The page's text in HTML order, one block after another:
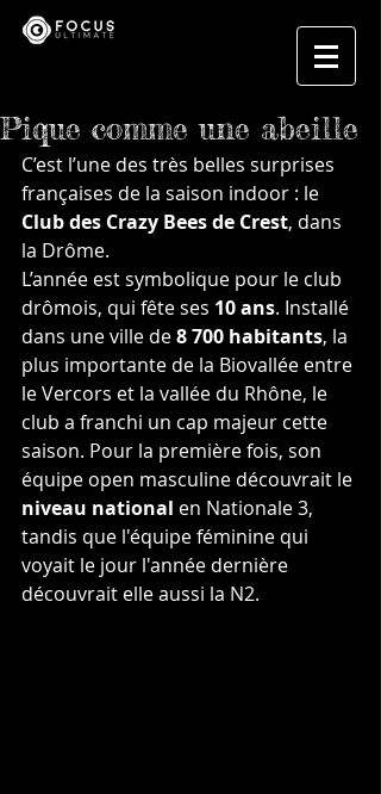
Pique comme une abeille
C’est l’une des très belles surprises
françaises de la saison indoor : le
Club des Crazy Bees de Crest, dans
la Drôme.
L’année est symbolique pour le club
drômois, qui fête ses 10 ans. Installé
dans une ville de 8 700 habitants, la
plus importante de la Biovallée entre
le Vercors et la vallée du Rhône, le
club a franchi un cap majeur cette
saison. Pour la première fois, son
équipe open masculine découvrait le
niveau national en Nationale 3,
tandis que l'équipe féminine qui
voyait le jour l'année dernière
découvrait elle aussi la N2.